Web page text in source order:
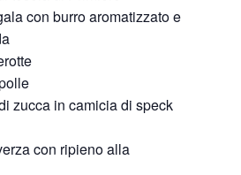
con burro aromatizzato e
zucca in camicia di speck
con ripieno alla